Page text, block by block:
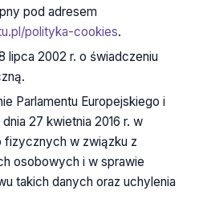
pod adresem
polityka-cookies.
lipca 2002 r. o świadczeniu
Parlamentu Europejskiego i
27 kwietnia 2016 r. w
fizycznych w związku z
osobowych i w sprawie
takich danych oraz uchylenia